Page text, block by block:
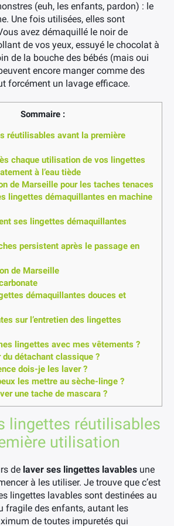
(euh, les enfants, pardon) : le
Une fois utilisées, elles sont
avez démaquillé le noir de
de vos yeux, essuyé le chocolat à
de la bouche des bébés (mais oui
encore manger comme des
forcément un lavage efficace.
Sommaire :
réutilisables avant la première
chaque utilisation de vos lingettes
à l’eau tiède
de Marseille pour les taches tenaces
lingettes démaquillantes en machine
ses lingettes démaquillantes
persistent après le passage en
de Marseille
démaquillantes douces et
sur l’entretien des lingettes
lingettes avec mes vêtements ?
détachant classique ?
dois-je les laver ?
les mettre au sèche-linge ?
une tache de mascara ?
lingettes réutilisables
utilisation
de laver ses lingettes lavables une
à les utiliser. Je trouve que c’est
lingettes lavables sont destinées au
fragile des enfants, autant les
de toutes impuretés qui